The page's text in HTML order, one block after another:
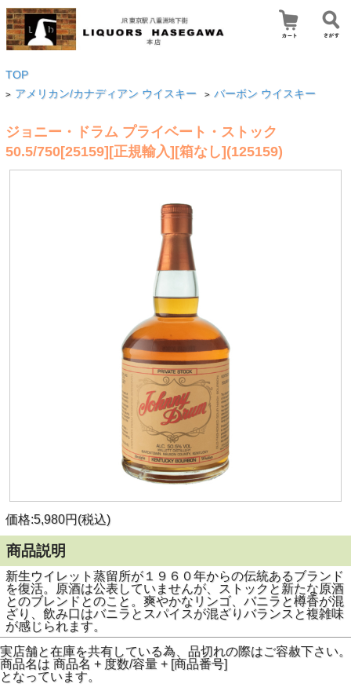
TOP
> アメリカン/カナディアン ウイスキー > バーボン ウイスキー
ジョニー・ドラム プライベート・ストック
50.5/750[25159][正規輸入][箱なし](125159)
価格:5,980円(税込)
商品説明
新生ウイレット蒸留所が１９６０年からの伝統あるブランド
を復活。原酒は公表していませんが、ストックと新たな原酒
とのブレンドとのこと。爽やかなリンゴ、バニラと樽香が混
ざり、飲み口はバニラとスパイスが混ざりバランスと複雑味
が感じられます。
実店舗と在庫を共有している為、品切れの際はご容赦下さい。
商品名は 商品名 + 度数/容量 + [商品番号]
となっています。